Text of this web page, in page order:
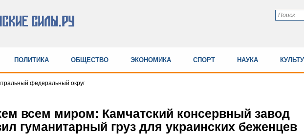
ПОЛИТИКА ОБЩЕСТВО ЭКОНОМИКА СПОРТ НАУКА
федеральный округ
всем миром: Камчатский консервный завод
гуманитарный груз для украинских беженцев